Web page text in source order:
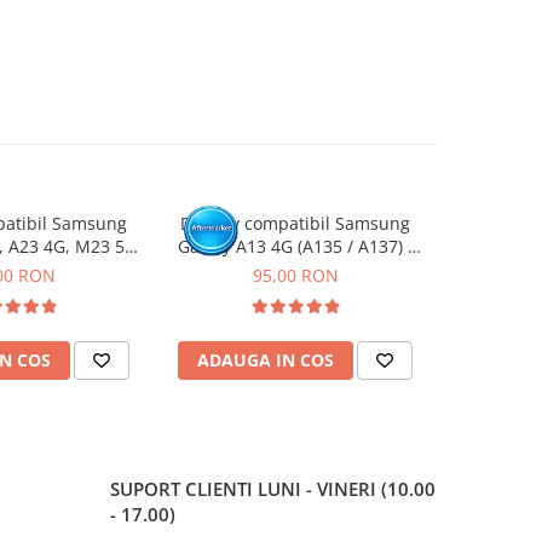
Samsung
A23 4G, M23 5G,
/ A135 / A235 /
RON
COS
Display compatibil Samsung
Galaxy A13 4G (A135 / A137) -
cu Rama
95,00 RON
ADAUGA IN COS
SUPORT CLIENTI LUNI - VINERI (10.00
- 17.00)